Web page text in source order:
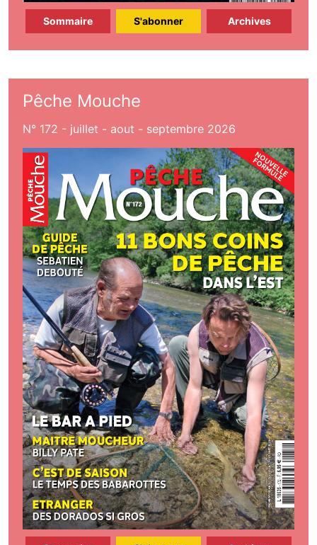
Sommaire S'abonner Archives
Pêche Mouche
N° 172 - juillet - aout - septembre 2026